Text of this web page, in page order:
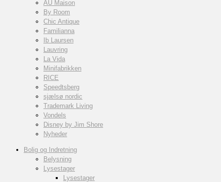
AU Maison
By Room
Chic Antique
Familianna
Ib Laursen
Lauvring
La Vida
Minifabrikken
RICE
Speedtsberg
sjælsø nordic
Trademark Living
Vondels
Disney by Jim Shore
Nyheder
Bolig og Indretning
Belysning
Lysestager
Lysestager